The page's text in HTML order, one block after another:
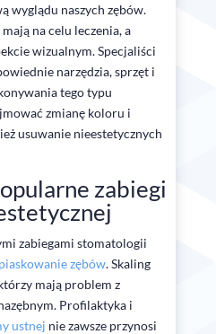
wyglądu naszych zębów.
na celu leczenia, a
wizualnym. Specjaliści
narzędzia, sprzęt i
tego typu
zmianę koloru i
usuwanie nieestetycznych
zabiegi
zabiegami stomatologii
piaskowanie zębów. Skaling
mają problem z
Profilaktyka i
ustnej nie zawsze przynosi